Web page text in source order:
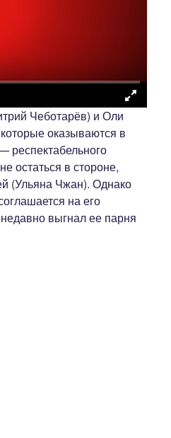
Чеботарёв) и Оли
оказываются в
респектабельного
остаться в стороне,
(Ульяна Чжан). Однако
на его
выгнал ее парня